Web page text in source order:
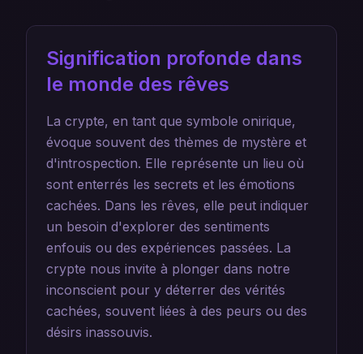
Signification profonde dans
le monde des rêves
La crypte, en tant que symbole onirique,
évoque souvent des thèmes de mystère et
d'introspection. Elle représente un lieu où
sont enterrés les secrets et les émotions
cachées. Dans les rêves, elle peut indiquer
un besoin d'explorer des sentiments
enfouis ou des expériences passées. La
crypte nous invite à plonger dans notre
inconscient pour y déterrer des vérités
cachées, souvent liées à des peurs ou des
désirs inassouvis.